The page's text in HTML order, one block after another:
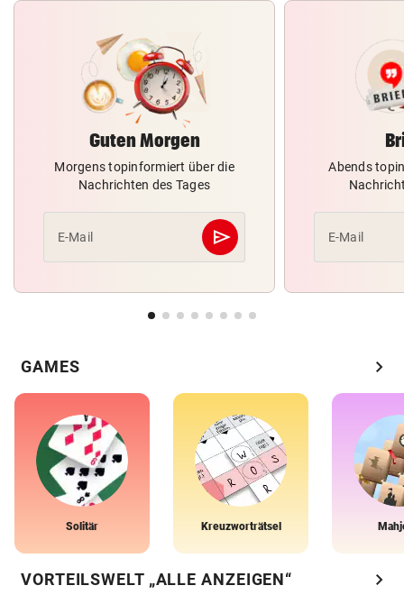
Guten Morgen
Morgens topinformiert über die
Nachrichten des Tages
E-Mail send
Abschicken
Abends
E-Mail
GAMES chevron_right
Solitär Kreuzworträtsel
VORTEILSWELT „ALLE ANZEIGEN“ chevron_right